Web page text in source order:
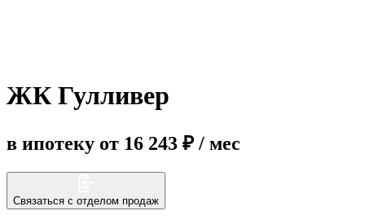
Еще
ЖК Гулливер
в ипотеку от 16 243 ₽ / мес
Связаться с отделом продаж